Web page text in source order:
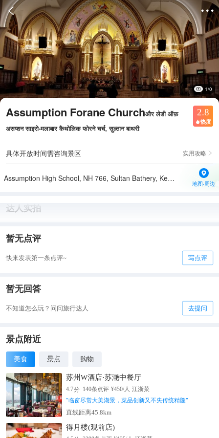
 
1/0
Assumption Forane Churchऔर लेडी ऑफ़
असप्शन साइरो-मलाबार कैथोलिक फोरने चर्च, सुल्तान बाथरी
2.8
 热度
具体开放时间需咨询景区 实用攻略 
Assumption High School, NH 766, Sultan Bathery, Kerala 673592印度
地图·周边
达人实拍
暂无点评
快来发表第一条点评~ 写点评
暂无回答
不知道怎么玩？问问旅行达人 去提问
景点附近
美食 景点 购物
苏州W酒店·苏滟中餐厅
4.7分 140条点评 ¥450/人 江浙菜
"临窗尽赏大美湖景，菜品创新又不失传统精髓"
直线距离45.8km
得月楼(观前店)